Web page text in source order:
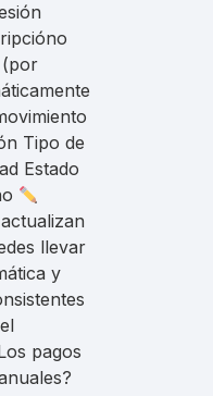
(por
Tipo de
Estado
llevar
y
pagos